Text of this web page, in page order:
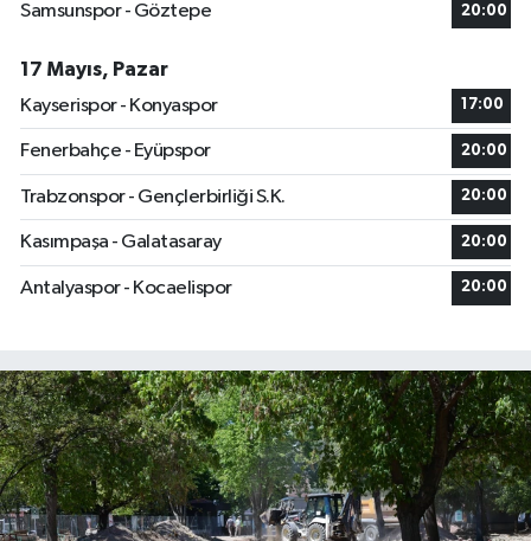
Samsunspor - Göztepe 20:00
17 Mayıs, Pazar
Kayserispor - Konyaspor
17:00
Fenerbahçe - Eyüpspor 20:00
Trabzonspor - Gençlerbirliği S.K. 20:00
Kasımpaşa - Galatasaray 20:00
Antalyaspor - Kocaelispor 20:00